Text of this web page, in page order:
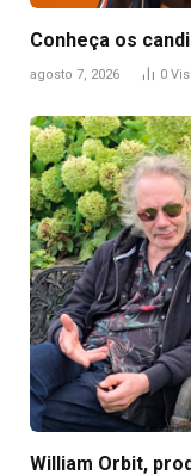
Conheça os
agosto 7, 2026 0
William Orbit,